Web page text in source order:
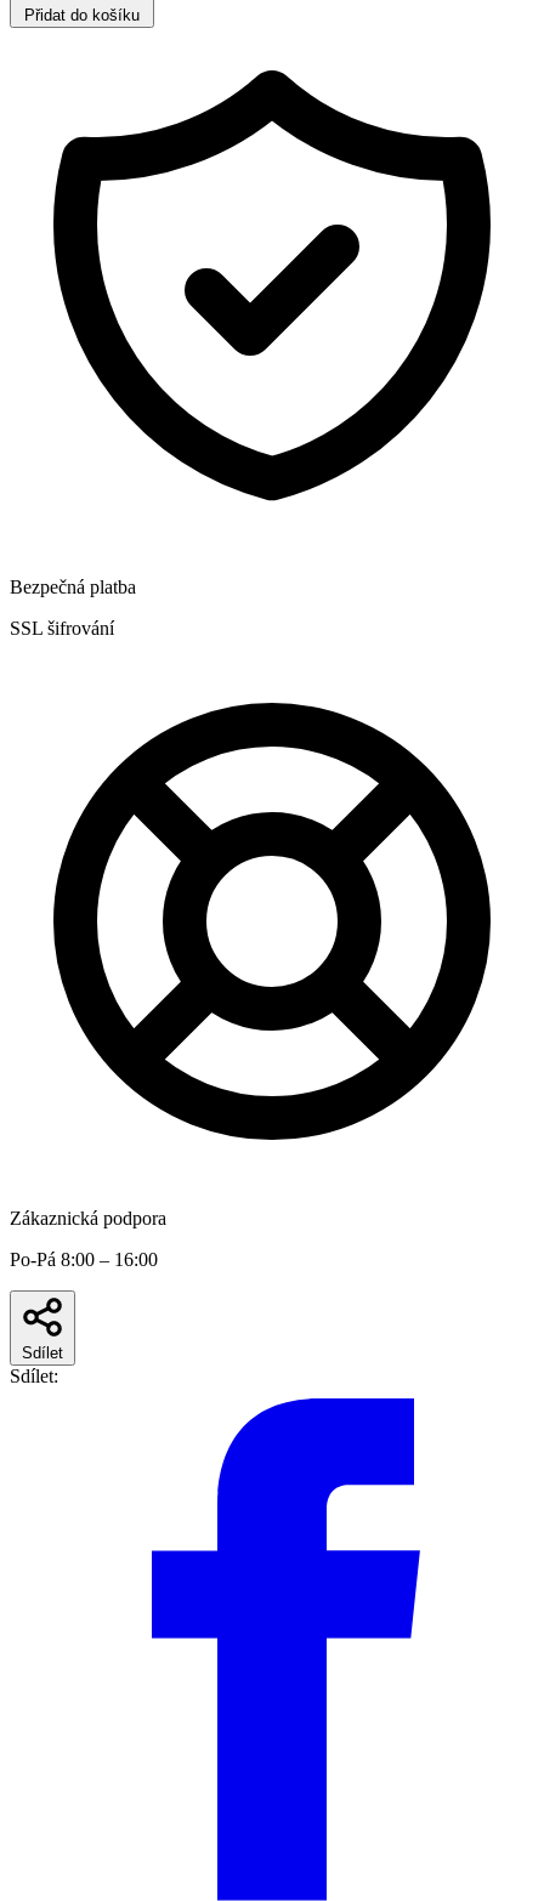
Přidat do košíku
Bezpečná platba
SSL šifrování
Zákaznická podpora
Po-Pá 8:00 – 16:00
Sdílet
Sdílet: